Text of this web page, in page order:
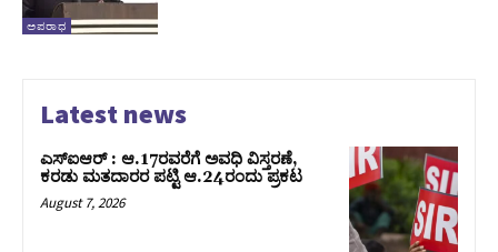
ಅಪರಾಧ
Latest news
ಎಸ್‌ಐಆರ್‌ : ಆ.17ರವರೆಗೆ ಅವಧಿ ವಿಸ್ತರಣೆ,
ಕರಡು ಮತದಾರರ ಪಟ್ಟಿ ಆ.24ರಂದು ಪ್ರಕಟ
August 7, 2026